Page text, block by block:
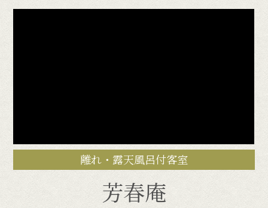
離れ・露天風呂付客室
芳春庵